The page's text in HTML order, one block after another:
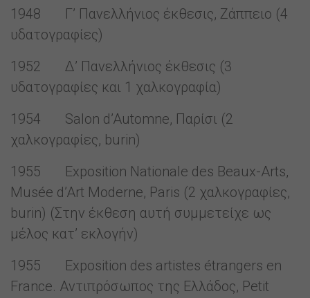
1948 Γ’ Πανελλήνιος έκθεσις, Ζάππειο (4
υδατογραφίες)
1952 Δ’ Πανελλήνιος έκθεσις (3
υδατογραφίες και 1 χαλκογραφία)
1954 Salon d’Automne, Παρίσι (2
χαλκογραφίες, burin)
1955 Exposition Nationale des Beaux-Arts,
Musée d’Art Moderne, Paris (2 χαλκογραφίες,
burin) (Στην έκθεση αυτή συμμετείχε ως
μέλος κατ’ εκλογήν)
1955 Exposition des artistes étrangers en
France. Αντιπρόσωπος της Ελλάδος, Petit